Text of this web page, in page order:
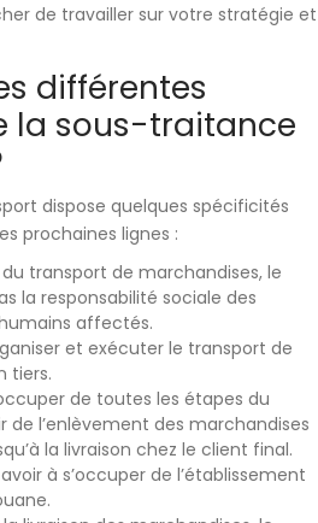
de travailler sur votre stratégie et
différentes
la sous-traitance
dispose quelques spécificités
prochaines lignes :
transport de marchandises, le
la responsabilité sociale des
affectés.
et exécuter le transport de
tiers.
de toutes les étapes du
de l’enlèvement des marchandises
la livraison chez le client final.
à s’occuper de l’établissement
.